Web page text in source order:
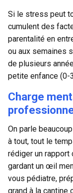
Si le stress peut
cumulent des
parentalité en
ou aux semaines
de plusieurs
petite enfance (0-
Charge
On parle
à tout, tout le
rédiger un rapport
gardant un œil
vous pédiatre,
grand à la cantine